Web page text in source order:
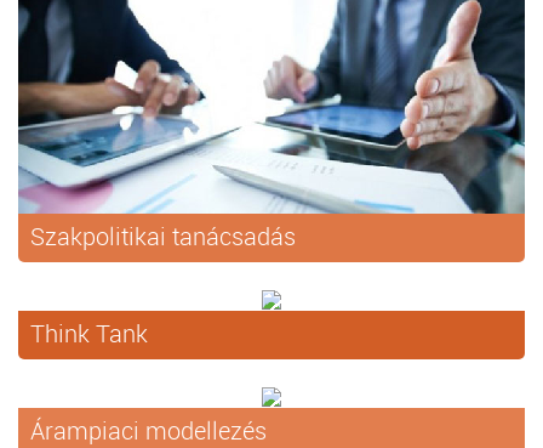
Szakpolitikai tanácsadás
Think Tank
Árampiaci modellezés